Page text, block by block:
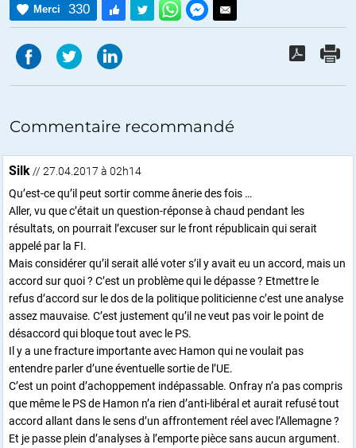
Merci 330
Commentaire recommandé
Silk // 27.04.2017 à 02h14
Qu’est-ce qu’il peut sortir comme ânerie des fois …
Aller, vu que c’était un question-réponse à chaud pendant les
résultats, on pourrait l’excuser sur le front républicain qui serait
appelé par la FI.
Mais considérer qu’il serait allé voter s’il y avait eu un accord, mais un
accord sur quoi ? C’est un problème qui le dépasse ? Etmettre le
refus d’accord sur le dos de la politique politicienne c’est une analyse
assez mauvaise. C’est justement qu’il ne veut pas voir le point de
désaccord qui bloque tout avec le PS.
Il y a une fracture importante avec Hamon qui ne voulait pas
entendre parler d’une éventuelle sortie de l’UE.
C’est un point d’achoppement indépassable. Onfray n’a pas compris
que même le PS de Hamon n’a rien d’anti-libéral et aurait refusé tout
accord allant dans le sens d’un affrontement réel avec l’Allemagne ?
Et je passe plein d’analyses à l’emporte pièce sans aucun argument.